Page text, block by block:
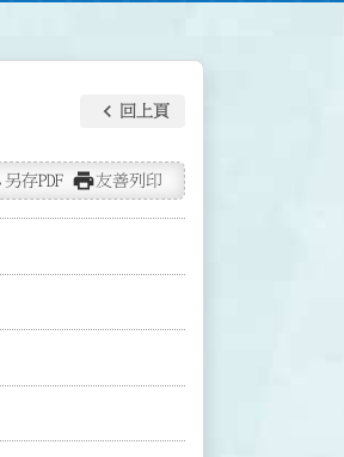
keyboard_arrow_left 回上頁
另存PDF print友善列印